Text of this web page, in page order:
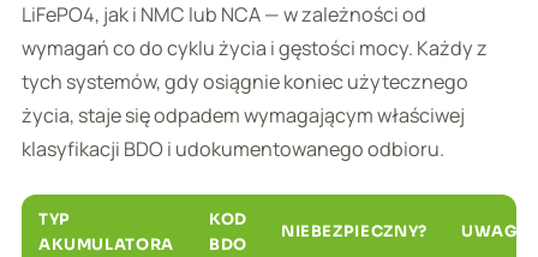
LiFePO4, jak i NMC lub NCA — w zależności od
wymagań co do cyklu życia i gęstości mocy. Każdy z
tych systemów, gdy osiągnie koniec użytecznego
życia, staje się odpadem wymagającym właściwej
klasyfikacji BDO i udokumentowanego odbioru.
TYP
AKUMULATORA
KOD
BDO
NIEBEZPIECZNY? UWAGI